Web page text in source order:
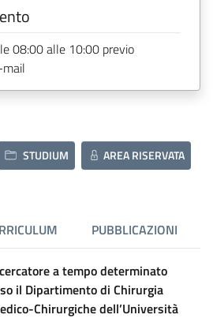
08:00 alle 10:00 previo
STUDIUM AREA RISERVATA
PUBBLICAZIONI
a tempo determinato
il Dipartimento di Chirurgia
Chirurgiche dell’Università